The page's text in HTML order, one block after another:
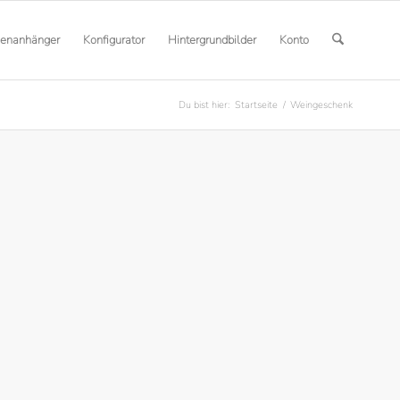
Konfigurator Hintergrundbilder Konto
Du bist hier: Startseite / Weingeschenk